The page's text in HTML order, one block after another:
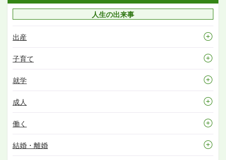
人生の出来事
出産
子育て
就学
成人
働く
結婚・離婚